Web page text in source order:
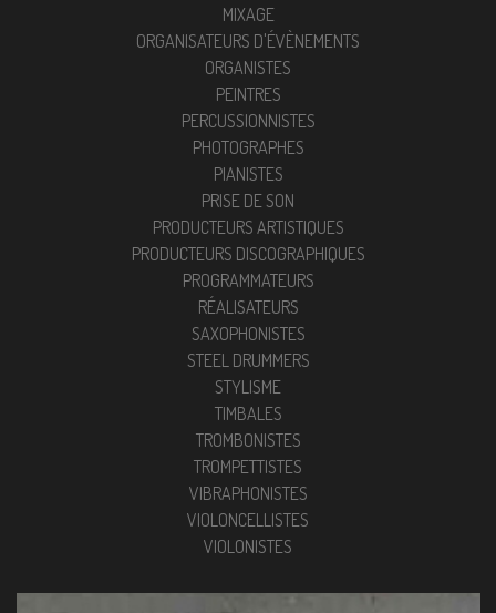
MIXAGE
ORGANISATEURS D'ÉVÈNEMENTS
ORGANISTES
PEINTRES
PERCUSSIONNISTES
PHOTOGRAPHES
PIANISTES
PRISE DE SON
PRODUCTEURS ARTISTIQUES
PRODUCTEURS DISCOGRAPHIQUES
PROGRAMMATEURS
RÉALISATEURS
SAXOPHONISTES
STEEL DRUMMERS
STYLISME
TIMBALES
TROMBONISTES
TROMPETTISTES
VIBRAPHONISTES
VIOLONCELLISTES
VIOLONISTES